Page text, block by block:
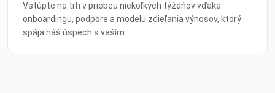
Vstúpte na trh v priebeu niekoľkých týždňov vďaka
onboardingu, podpore a modelu zdieľania výnosov, ktorý
spája náš úspech s vaším.